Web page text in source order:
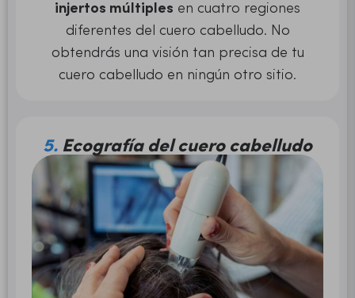
injertos múltiples en cuatro regiones
diferentes del cuero cabelludo. No
obtendrás una visión tan precisa de tu
cuero cabelludo en ningún otro sitio.
5. Ecografía del cuero cabelludo